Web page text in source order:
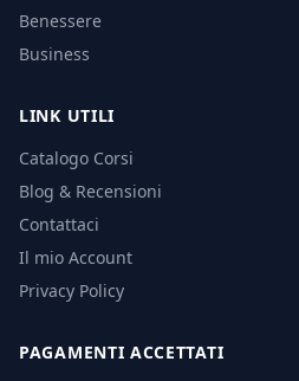
Benessere
Business
LINK UTILI
Catalogo Corsi
Blog & Recensioni
Contattaci
Il mio Account
Privacy Policy
PAGAMENTI ACCETTATI